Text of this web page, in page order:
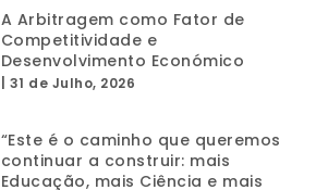
A Arbitragem como Fator de
Competitividade e
Desenvolvimento Económico
31 de Julho, 2026
“Este é o caminho que queremos
continuar a construir: mais
Educação, mais Ciência e mais